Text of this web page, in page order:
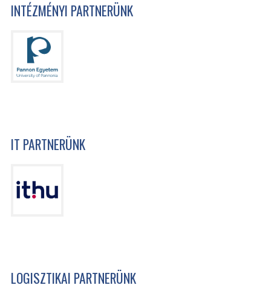
INTÉZMÉNYI PARTNERÜNK
IT PARTNERÜNK
LOGISZTIKAI PARTNERÜNK